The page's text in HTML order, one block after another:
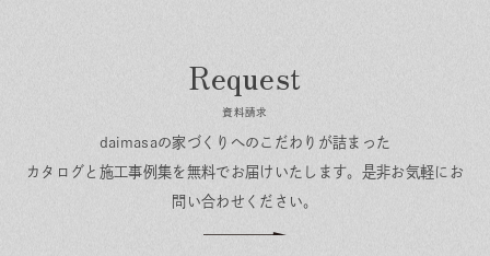
資料請求
daimasaの家づくりへのこだわりが詰まった
カタログと施工事例集を無料でお届けいたします。 是非お気軽にお
問い合わせください。